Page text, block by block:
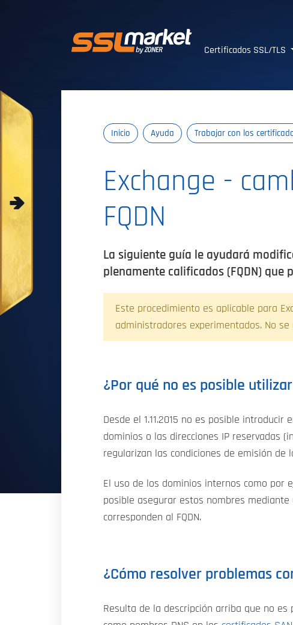
Certificados SSL/TLS
Certificados SSL/TLS
Inicio Ayuda Trabajar con los
Exchange -
FQDN
La siguiente guía le ayudará
plenamente calificados (FQDN)
Este procedimiento es aplicable para
administradores experimentados. No
¿Por qué no es posible
Desde el 1.11.2015 no es posible
dominios o las direcciones IP reservadas
regularizan las condiciones de emisión de
El uso de los dominios internos como por
posible asegurar estos nombres
corresponden al FQDN.
¿Cómo resolver problemas
Resulta de la descripción arriba que no